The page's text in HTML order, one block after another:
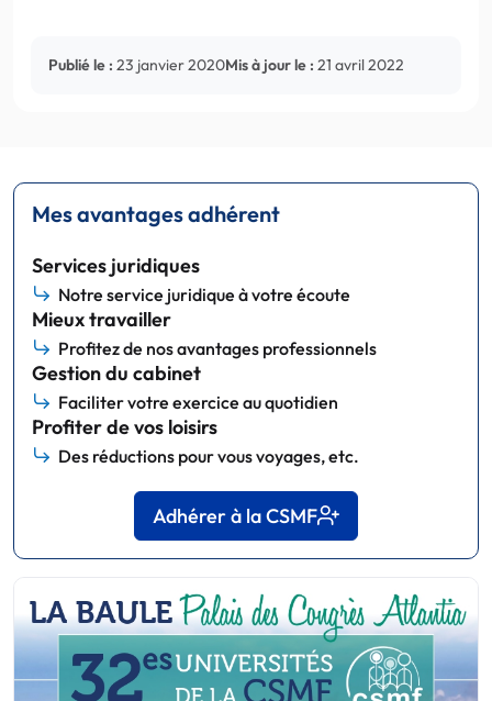
Publié le : 23 janvier 2020Mis à jour le : 21 avril 2022
Mes avantages adhérent
Services juridiques
Notre service juridique à votre écoute
Mieux travailler
Profitez de nos avantages professionnels
Gestion du cabinet
Faciliter votre exercice au quotidien
Profiter de vos loisirs
Des réductions pour vous voyages, etc.
Adhérer à la CSMF